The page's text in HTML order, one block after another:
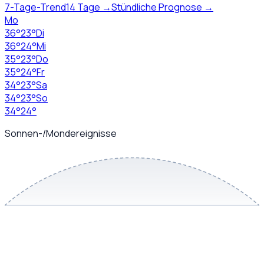
7-Tage-Trend14 Tage →Stündliche Prognose →
Mo
36°23°Di
36°24°Mi
35°23°Do
35°24°Fr
34°23°Sa
34°23°So
34°24°
Sonnen-/Mondereignisse